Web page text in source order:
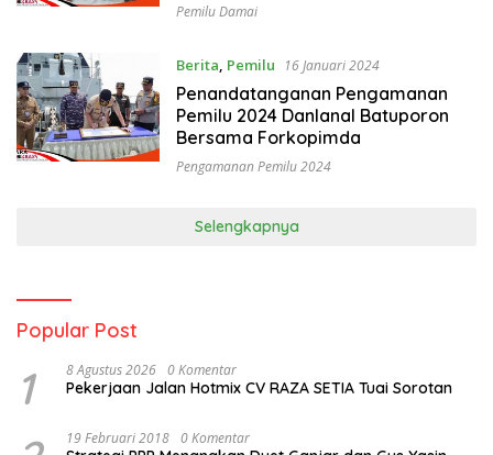
Pemilu Damai
Berita, Pemilu 16 Januari 2024
Penandatanganan Pengamanan
Pemilu 2024 Danlanal Batuporon
Bersama Forkopimda
Pengamanan Pemilu 2024
Selengkapnya
Popular Post
1 8 Agustus 2026 0 Komentar
Pekerjaan Jalan Hotmix CV RAZA SETIA Tuai Sorotan
19 Februari 2018 0 Komentar